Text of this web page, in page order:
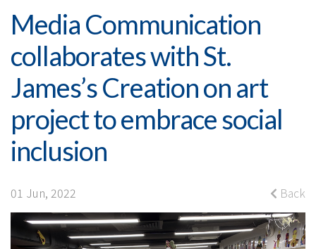
St.
James’s
Creation
on
art
project
to
embrace
Media Communication
collaborates with St.
James’s Creation on art
project to embrace social
inclusion
01 Jun, 2022 Back